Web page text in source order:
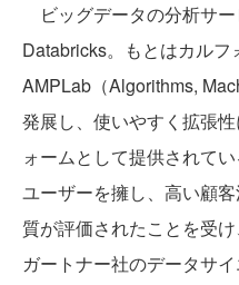
ビッグデータの分析サ
Databricks。もとはカル
AMPLab（Algorithms,
発展し、使いやすく拡張
ォームとして提供されて
ユーザーを擁し、高い顧
質が評価されたことを受
ガートナー社のデータサ